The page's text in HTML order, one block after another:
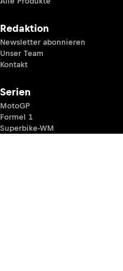
Redaktion
Newsletter abonnieren
Unser Team
Kontakt
Serien
MotoGP
Formel 1
Superbike-WM